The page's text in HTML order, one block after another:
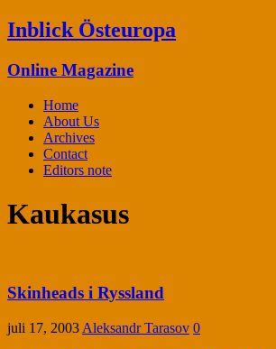
Inblick Östeuropa
Online Magazine
Home
About Us
Archives
Contact
Editors note
Kaukasus
Skinheads i Ryssland
juli 17, 2003 Aleksandr Tarasov 0